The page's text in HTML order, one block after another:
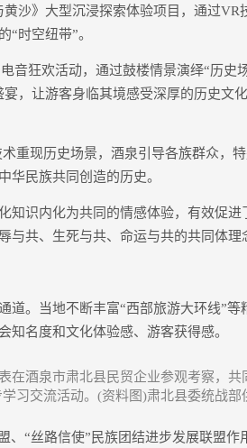
沙》大型沉浸探索体验项目，通过VR
“时空纽带”。
狂欢活动，通过鼓楼情景演绎“历史
，让游客身临其境感受深厚的历史文
现历史场景，酒泉引导各族群众，
华民族共同创造的历史。
识内化为共同的情感体验，有效促进
共、生死与共、命运与共的共同体理
。当地不断丰富“西部旅游大环线”等
知名度和文化体验感、游客获得感。
在酒泉市肃北县民贸企业参观考察，共
习交流活动。(资料图)肃北县委统战部
“丝路信使”民族团结进步发展联盟作